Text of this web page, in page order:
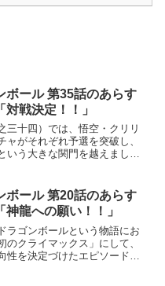
ボール 第35話のあらす
対戦決定！！」
三十四）では、悟空・クリリ
ャがそれぞれ予選を突破し、
いう大きな関門を越えまし
其之三十五「対戦決
タイトルが示すとおり、こ...
ボール 第20話のあらす
神龍への願い！！」
ラゴンボールという物語にお
のクライマックス」にして、
性を決定づけたエピソード、